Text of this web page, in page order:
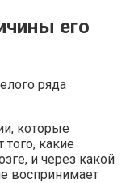
его
ряда
которые
какие
и через какой
воспринимает